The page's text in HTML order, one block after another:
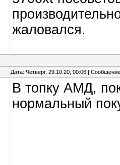
жаловался.
Дата: Четверг, 29.10.20, 00:06 |
В топку АМД,
нормальный